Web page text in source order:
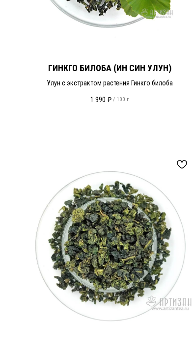
ГИНКГО БИЛОБА (ИН СИН УЛУН)
Улун с экстрактом растения Гинкго билоба
1 990 ₽ / 100 г